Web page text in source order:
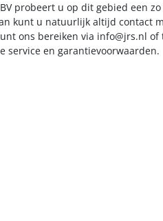
probeert u op dit gebied een
kunt u natuurlijk altijd contact
ons bereiken via info@jrs.nl of
service en garantievoorwaarden.